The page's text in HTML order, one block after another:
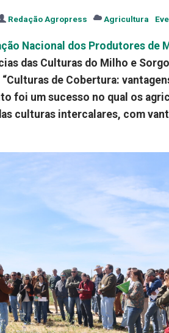
Redação Agropress Agricultura
Nacional dos Produtores de
das Culturas do Milho e
“Culturas de Cobertura:
foi um sucesso no qual os
culturas intercalares, com